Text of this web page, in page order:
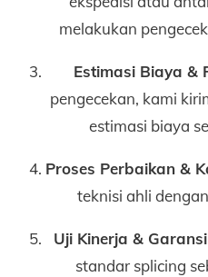
melakukan
Estimasi Biaya &
pengecekan, kami
estimasi biaya
Proses Perbaikan &
teknisi ahli
Uji Kinerja & Garansi
standar splicing